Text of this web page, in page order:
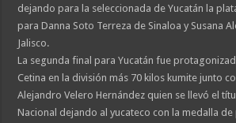
dejando para la seleccionada de Yucatán la
para Danna Soto Terreza de Sinaloa y Susana
Jalisco.
La segunda final para Yucatán fue
Cetina en la división más 70 kilos kumite junto
Alejandro Velero Hernández quien se llevó el
Nacional dejando al yucateco con la medalla